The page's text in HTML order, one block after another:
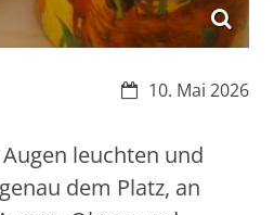
Datum:10. Mai 2026
leuchten und
dem Platz, an